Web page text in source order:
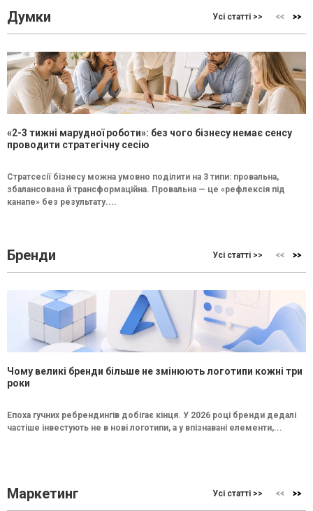
Думки Усі статті >>
«2-3 тижні марудної роботи»: без чого бізнесу немає сенсу
проводити стратегічну сесію
Стратсесії бізнесу можна умовно поділити на 3 типи: провальна,
збалансована й трансформаційна. Провальна — це «рефлексія під
канапе» без результату....
Бренди Усі статті >>
Чому великі бренди більше не змінюють логотипи кожні три
роки
Епоха гучних ребрендингів добігає кінця. У 2026 році бренди дедалі
частіше інвестують не в нові логотипи, а у впізнавані елементи,...
Маркетинг Усі статті >>